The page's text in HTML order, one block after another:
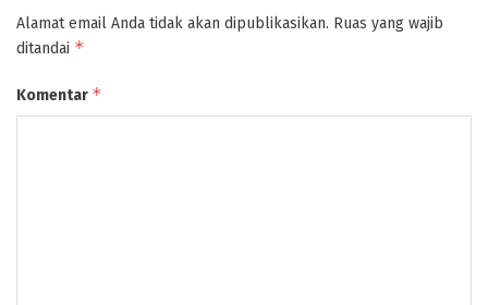
Alamat email Anda tidak akan dipublikasikan. Ruas yang wajib
ditandai *
Komentar *